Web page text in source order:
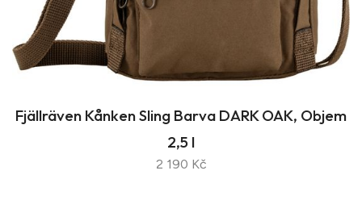
Fjällräven Kånken Sling Barva DARK OAK, Objem
2,5 l
2 190 Kč